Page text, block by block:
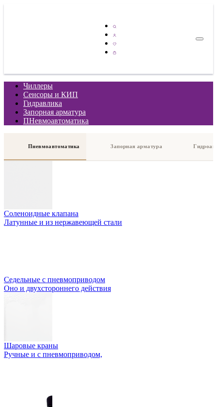
Чиллеры
Сенсоры и КИП
Гидравлика
Запорная арматура
ПНевмоавтоматика
Пневмоавтоматика Запорная арматура
Соленоидные клапана
Латунные и из нержавеющей стали
Седельные с пневмоприводом
Оно и двухстороннего действия
Шаровые краны
Ручные и с пневмоприводом,